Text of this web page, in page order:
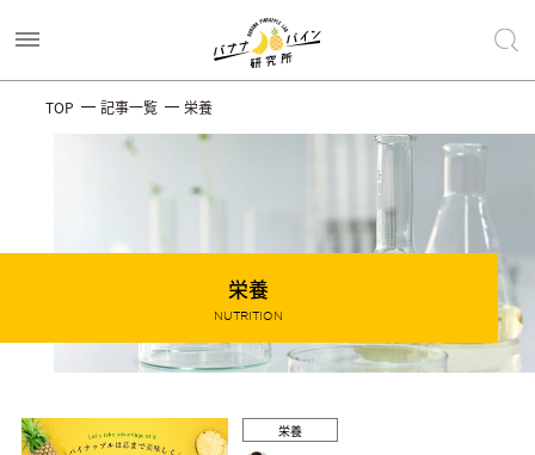
TOP 記事一覧 栄養
栄養
NUTRITION
栄養